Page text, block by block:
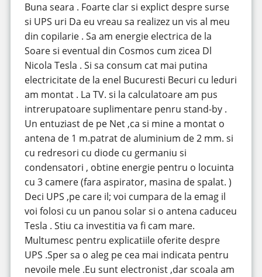
Buna seara . Foarte clar si explict despre surse
si UPS uri Da eu vreau sa realizez un vis al meu
din copilarie . Sa am energie electrica de la
Soare si eventual din Cosmos cum zicea Dl
Nicola Tesla . Si sa consum cat mai putina
electricitate de la enel Bucuresti Becuri cu leduri
am montat . La TV. si la calculatoare am pus
intrerupatoare suplimentare penru stand-by .
Un entuziast de pe Net ,ca si mine a montat o
antena de 1 m.patrat de aluminium de 2 mm. si
cu redresori cu diode cu germaniu si
condensatori , obtine energie pentru o locuinta
cu 3 camere (fara aspirator, masina de spalat. )
Deci UPS ,pe care il; voi cumpara de la emag il
voi folosi cu un panou solar si o antena caduceu
Tesla . Stiu ca investitia va fi cam mare.
Multumesc pentru explicatiile oferite despre
UPS .Sper sa o aleg pe cea mai indicata pentru
nevoile mele .Eu sunt electronist ,dar scoala am